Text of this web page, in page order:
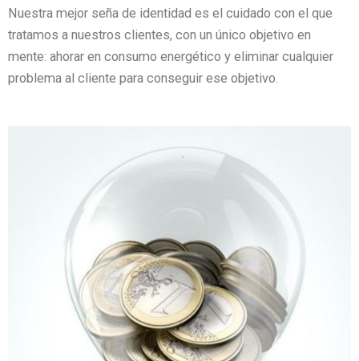
Nuestra mejor seña de identidad es el cuidado con el que
tratamos a nuestros clientes, con un único objetivo en
mente: ahorar en consumo energético y eliminar cualquier
problema al cliente para conseguir ese objetivo.